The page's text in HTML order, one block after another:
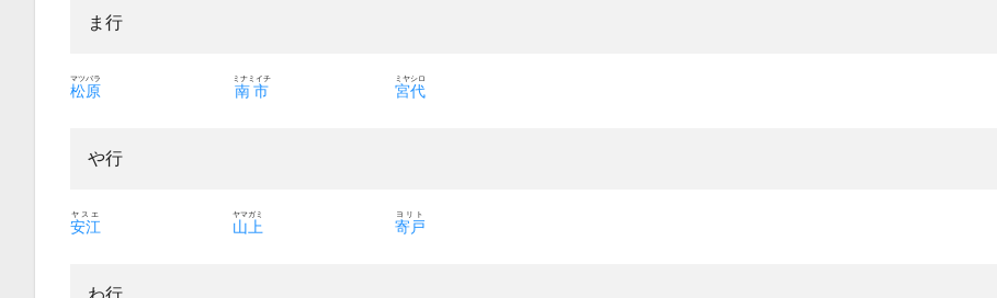
ま行
松原
マツバラ
南市
ミナミイチ
宮代
ミヤシロ
や行
安江
ヤスエ
山上
ヤマガミ
寄戸
ヨリト
わ行